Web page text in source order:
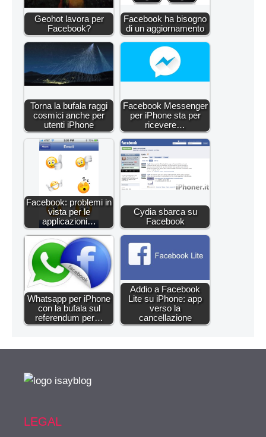
Geohot lavora per
Facebook?
Facebook ha bisogno
di un aggiornamento
Torna la bufala raggi
cosmici anche per
utenti iPhone
Facebook Messenger
per iPhone sta per
ricevere…
Facebook: problemi in
vista per le
applicazioni…
Cydia sbarca su
Facebook
Whatsapp per iPhone
con la bufala sul
referendum per…
Addio a Facebook
Lite su iPhone: app
verso la
cancellazione
LEGAL